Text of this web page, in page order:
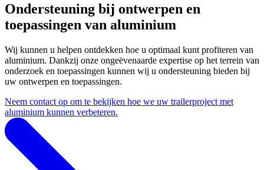
Ondersteuning bij ontwerpen en
toepassingen van aluminium
Wij kunnen u helpen ontdekken hoe u optimaal kunt profiteren van
aluminium. Dankzij onze ongeëvenaarde expertise op het terrein van
onderzoek en toepassingen kunnen wij u ondersteuning bieden bij
uw ontwerpen en toepassingen.
Neem contact op om te bekijken hoe we uw trailerproject met
aluminium kunnen verbeteren.